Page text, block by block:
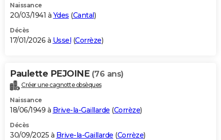
Naissance
20/03/1941 à Ydes (Cantal)
Décès
17/01/2026 à Ussel (Corrèze)
Paulette PEJOINE (76 ans)
Créer une cagnotte obsèques
Naissance
18/06/1949 à Brive-la-Gaillarde (Corrèze)
Décès
30/09/2025 à Brive-la-Gaillarde (Corrèze)